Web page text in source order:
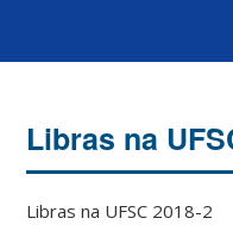
Libras na
Libras na UFSC 2018-2